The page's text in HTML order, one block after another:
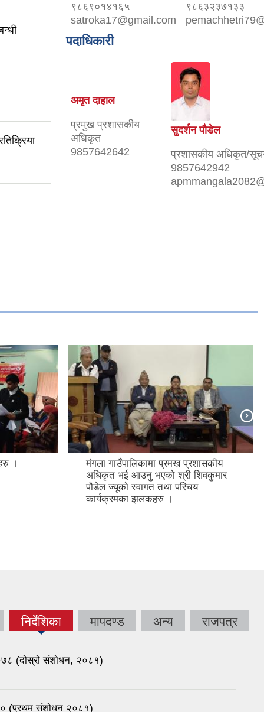
९८६९०१४१६५
satroka17@gmail.com
९८६३२३७१३३
पदाधिकारी
अमृत दाहाल
प्रमुख प्रशासकीय
अधिकृत
9857642642
सुदर्शन पौडेल
प्रशासकीय अधिकृत/
9857642942
।
मंगला गाउँपालिकामा प्रमख प्रशासकीय
अधिकृत भई आउनु भएको श्री शिवकुमार
पौडेल ज्यूको स्वागत तथा परिचय
कार्यक्रमका झलकहरु ।
निर्देशिका
(active
मापदण्ड अन्य राजपत्र
(दोस्रो संशोधन, २०८१)
(प्रथम संशोधन २०८१)